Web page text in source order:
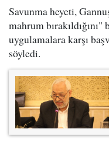
Savunma heyeti,
mahrum
uygulamalara karşı
söyledi.